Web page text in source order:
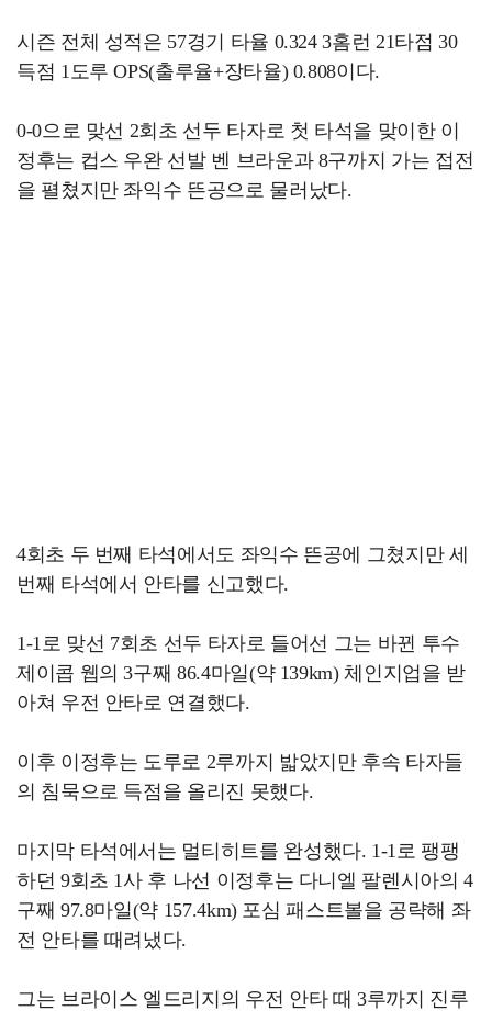
시즌 전체 성적은 57경기 타율 0.324 3홈런 21타점 30
득점 1도루 OPS(출루율+장타율) 0.808이다.
0-0으로 맞선 2회초 선두 타자로 첫 타석을 맞이한 이
정후는 컵스 우완 선발 벤 브라운과 8구까지 가는 접전
을 펼쳤지만 좌익수 뜬공으로 물러났다.
4회초 두 번째 타석에서도 좌익수 뜬공에 그쳤지만 세
번째 타석에서 안타를 신고했다.
1-1로 맞선 7회초 선두 타자로 들어선 그는 바뀐 투수
제이콥 웹의 3구째 86.4마일(약 139km) 체인지업을 받
아쳐 우전 안타로 연결했다.
이후 이정후는 도루로 2루까지 밟았지만 후속 타자들
의 침묵으로 득점을 올리진 못했다.
마지막 타석에서는 멀티히트를 완성했다. 1-1로 팽팽
하던 9회초 1사 후 나선 이정후는 다니엘 팔렌시아의 4
구째 97.8마일(약 157.4km) 포심 패스트볼을 공략해 좌
전 안타를 때려냈다.
그는 브라이스 엘드리지의 우전 안타 때 3루까지 진루